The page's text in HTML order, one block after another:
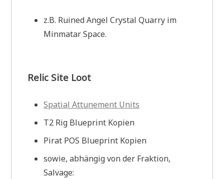
z.B. Ruined Angel Crystal Quarry im
Minmatar Space.
Relic Site Loot
Spatial Attunement Units
T2 Rig Blueprint Kopien
Pirat POS Blueprint Kopien
sowie, abhängig von der Fraktion,
Salvage: